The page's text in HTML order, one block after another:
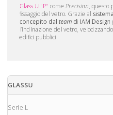
Glass U "P" come Precision, questo
fissaggio del vetro. Grazie al
concepito dal team di IAM Design
l’inclinazione del vetro,
edifici pubblici.
GLASSU
Serie L